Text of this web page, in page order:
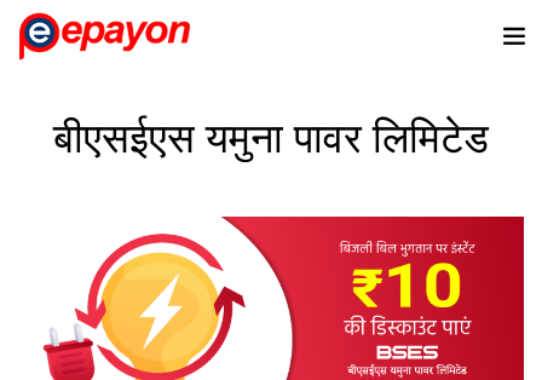
बीएसईएस यमुना पावर लिमिटेड